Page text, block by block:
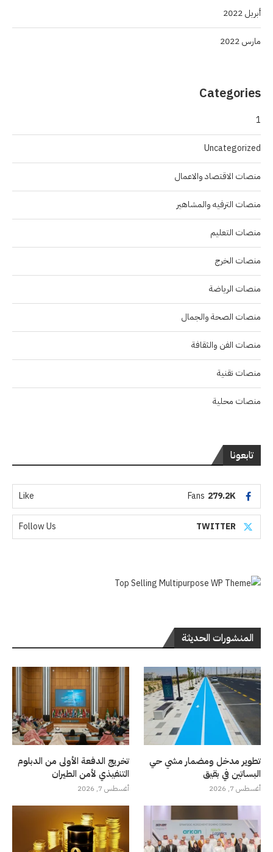
أبريل 2022
مارس 2022
Categories
1
Uncategorized
منصات الاقتصاد والاعمال
منصات الترفيه والمشاهير
منصات التعليم
منصات الخرج
منصات الرياضة
منصات الصحة والجمال
منصات الفن والثقافة
منصات تقنية
منصات محلية
تابعونا
279.2K
Fans
Like
TWITTER
Follow Us
المنشورات الحديثة
تطوير مدخل ومضمار مشي حي
البساتين في بقيق
أغسطس 7, 2026
تخريج الدفعة الأولى من الدبلوم
التنفيذي لأمن الطيران
أغسطس 7, 2026